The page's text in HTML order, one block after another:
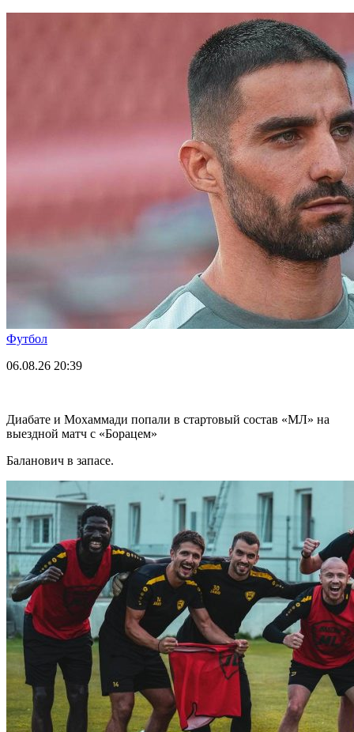
Футбол
06.08.26 20:39
Диабате и Мохаммади попали в стартовый состав «МЛ» на
выездной матч с «Борацем»
Баланович в запасе.